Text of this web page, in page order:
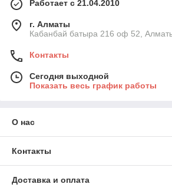
Работает с 21.04.2010
г. Алматы
Кабанбай батыра 216 оф 52,
Контакты
Сегодня выходной
Показать весь график работы
О нас
Контакты
Доставка и оплата